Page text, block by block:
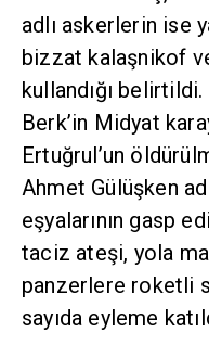
adlı askerlerin ise
bizzat kalaşnikof
kullandığı
Berk’in Midyat
Ertuğrul’un
Ahmet Gülüşken
eşyalarının gasp
taciz ateşi, yola
panzerlere roketli
sayıda eyleme